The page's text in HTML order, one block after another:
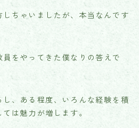
ちゃいましたが、本当なんです
員をやってきた僕なりの答えで
し、ある程度、いろんな経験を積
は魅力が増します。